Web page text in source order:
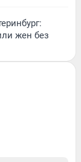
жен без